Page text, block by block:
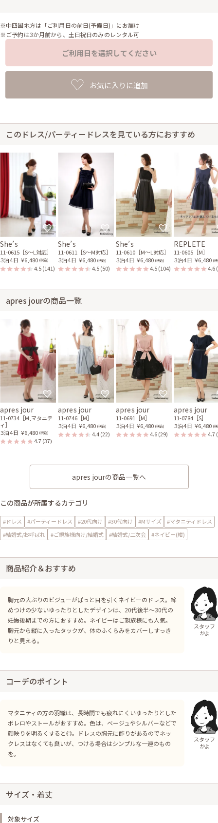
※中四国地方は「ご利用日の前日(予備日)」にお届け
※ご予約は3か月前から、土日祝日のみのレンタル可
ご利用日を選択してください
お気に入りに追加
このドレス/パーティードレスを見ている方におすすめ
She’s
11-0615［S〜L対応］
３泊４日 ￥6,480 (税込)
4.5(141)
She’s
11-0611［S〜M対応］
３泊４日 ￥6,480 (税込)
4.5(50)
She’s
11-0610［M〜L対応］
３泊４日 ￥6,480 (税込)
4.5(104)
REPLETE
11-0605［M］
３泊４日 ￥6,480 (
4.6
apres jourの商品一覧
apres jour
11-0734［M,マタニテ
ィ］
３泊４日 ￥6,480 (税込)
4.7(37)
apres jour
11-0746［M］
３泊４日 ￥6,480 (税込)
4.4(22)
apres jour
11-0691［M］
３泊４日 ￥6,480 (税込)
4.6(29)
apres jour
11-0784［S］
３泊４日 ￥6,480 (
4.7
apres jourの商品一覧へ
この商品が所属するカテゴリ
#ドレス #パーティードレス #20代向け #30代向け #Mサイズ
#マタニティドレス
#結婚式/お呼ばれ
#ご親族様向け/結婚式 #結婚式/二次会 #ネイビー(紺)
商品紹介＆おすすめ
胸元の大ぶりのビジューがぱっと目を引くネイビーのドレス。締
めつけの少ないゆったりとしたデザインは、20代後半～30代の
妊娠後期までの方におすすめ。ネイビーはご親族様にも人気。
胸元から縦に入ったタックが、体のふくらみをカバーしすっき
りと見える。
スタッフ
かよ
コーデのポイント
マタニティの方の羽織は、長時間でも疲れにくいゆったりとした
ボレロやストールがおすすめ。色は、ベージュやシルバーなどで
顔映りを明るくすると◎。ドレスの胸元に飾りがあるのでネッ
クレスはなくても良いが、つける場合はシンプルな一連のもの
を。
スタッフ
かよ
サイズ・着丈
対象サイズ